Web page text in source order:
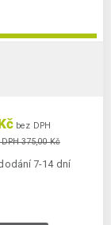
bez DPH
375,00 Kč
7-14 dní